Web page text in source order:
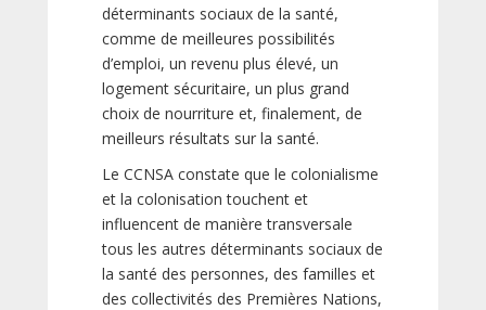
déterminants sociaux de la santé,
comme de meilleures possibilités
d’emploi, un revenu plus élevé, un
logement sécuritaire, un plus grand
choix de nourriture et, finalement, de
meilleurs résultats sur la santé.
Le CCNSA constate que le colonialisme
et la colonisation touchent et
influencent de manière transversale
tous les autres déterminants sociaux de
la santé des personnes, des familles et
des collectivités des Premières Nations,